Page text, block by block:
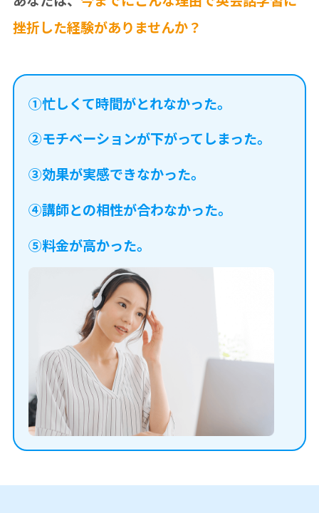
挫折した経験がありませんか？
①忙しくて時間がとれなかった。
②モチベーションが下がってしまった。
③効果が実感できなかった。
④講師との相性が合わなかった。
⑤料金が高かった。